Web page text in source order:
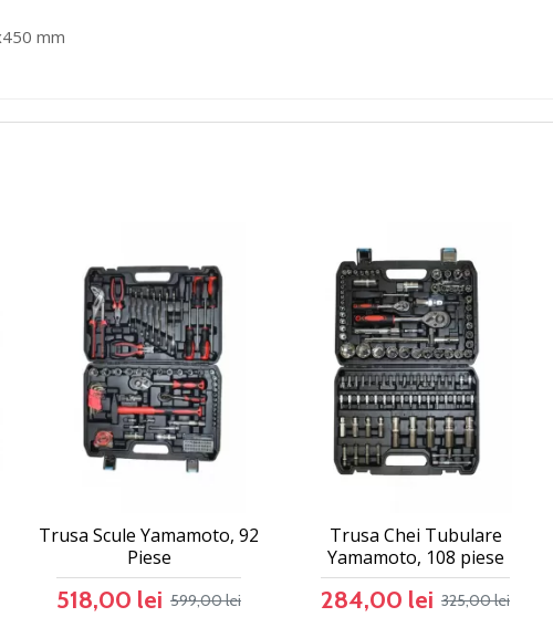
mm
Trusa Scule Yamamoto, 92
Piese
518,00 lei 599,00 lei
Trusa Chei Tubulare
Yamamoto, 108 piese
284,00 lei 325,00 lei